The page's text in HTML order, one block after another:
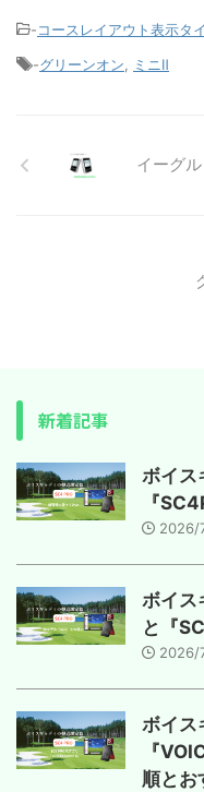
-コースレイアウト表示タ
-グリーンオン ミニⅡ
イーグ
新着記事
ボイス
『
2026/
ボイス
と『
2026/
ボイス
『
順とお